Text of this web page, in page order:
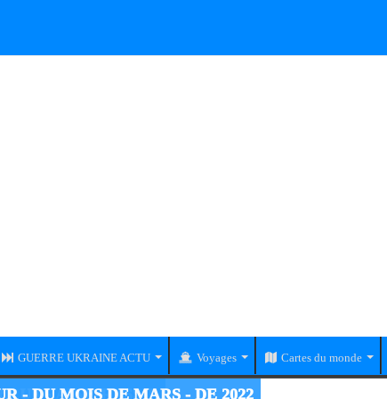
GUERRE UKRAINE ACTU Voyages Cartes du monde
UKRAINE-RUSSIE